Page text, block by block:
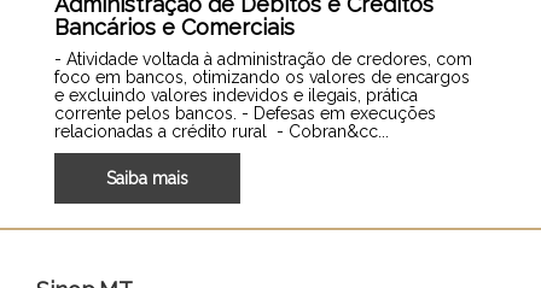
Bancários e Comerciais
- Atividade voltada à administração de credores, com
foco em bancos, otimizando os valores de encargos
e excluindo valores indevidos e ilegais, prática
corrente pelos bancos. - Defesas em execuções
relacionadas a crédito rural - Cobran&cc...
Saiba mais